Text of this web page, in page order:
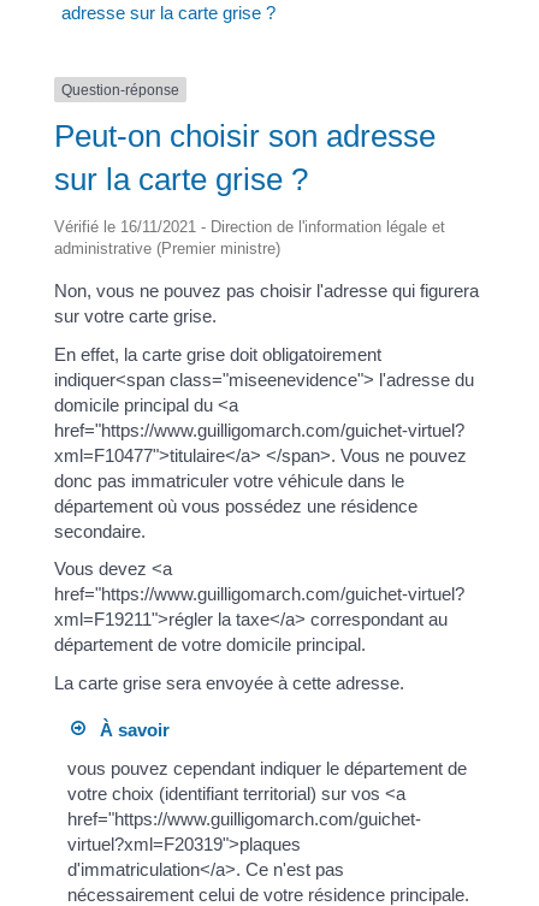
adresse sur la carte grise ?
Question-réponse
Peut-on choisir son adresse
sur la carte grise ?
Vérifié le 16/11/2021 - Direction de l'information légale et
administrative (Premier ministre)
Non, vous ne pouvez pas choisir l'adresse qui figurera
sur votre carte grise.
En effet, la carte grise doit obligatoirement
indiquer<span class="miseenevidence"> l'adresse du
domicile principal du <a
href="https://www.guilligomarch.com/guichet-virtuel?
xml=F10477">titulaire</a> </span>. Vous ne pouvez
donc pas immatriculer votre véhicule dans le
département où vous possédez une résidence
secondaire.
Vous devez <a
href="https://www.guilligomarch.com/guichet-virtuel?
xml=F19211">régler la taxe</a> correspondant au
département de votre domicile principal.
La carte grise sera envoyée à cette adresse.
À savoir
vous pouvez cependant indiquer le département de
votre choix (identifiant territorial) sur vos <a
href="https://www.guilligomarch.com/guichet-
virtuel?xml=F20319">plaques
d'immatriculation</a>. Ce n'est pas
nécessairement celui de votre résidence principale.